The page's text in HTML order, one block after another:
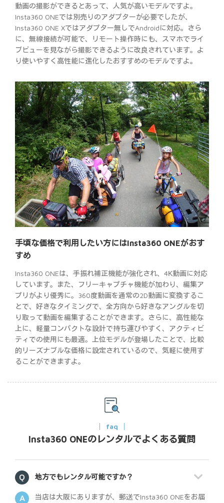
動画の撮影ができるとあって、人気が高いモデルですよ。
Insta360 ONEでは別売りのアダプターが必要でしたが、
Insta360 ONE Xではアダプター無しでAndroidに対応。さら
に、無線接続が可能で、リモート操作時にも、スマホでライ
ブビューを見ながら撮影できるように改良されています。よ
り使いやすく高性能に進化したおすすめのモデルですよ。
手頃な価格で利用したい方にはInsta360 ONEがおす
すめ
Insta360 ONEは、手振れ補正機能が強化され、4K動画に対応
しています。また、フリーキャプチャ機能が加わり、編集ア
プリがより優秀に。360度動画を通常の2D動画に変換するこ
とで、好きなタイミングで、全方向から好きなアングルを切
り取って動画を編集することができます。さらに、高性能な
上に、軽量コンパクトな設計で持ち運びやすく、アクティビ
ティでの使用にも最適。上位モデルが登場したことで、比較
的リーズナブルな価格に設定されているので、気軽に使用す
ることができますよ。
faq
Insta360 ONEのレンタルでよくある質問
地方でもレンタル可能ですか？
当店は大阪にありますが、郵送でInsta360 ONEをお届